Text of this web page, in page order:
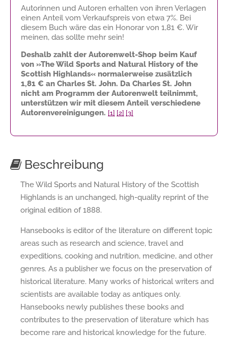
Autorinnen und Autoren erhalten von ihren Verlagen
einen Anteil vom Verkaufspreis von etwa 7%. Bei
diesem Buch wäre das ein Honorar von 1,81 €. Wir
meinen, das sollte mehr sein!
Deshalb zahlt der Autorenwelt-Shop beim Kauf
von »The Wild Sports and Natural History of the
Scottish Highlands« normalerweise zusätzlich
1,81 € an Charles St. John. Da Charles St. John
nicht am Programm der Autorenwelt teilnimmt,
unterstützen wir mit diesem Anteil verschiedene
Autorenvereinigungen. [1] [2] [3]
Beschreibung
The Wild Sports and Natural History of the Scottish
Highlands is an unchanged, high-quality reprint of the
original edition of 1888.
Hansebooks is editor of the literature on different topic
areas such as research and science, travel and
expeditions, cooking and nutrition, medicine, and other
genres. As a publisher we focus on the preservation of
historical literature. Many works of historical writers and
scientists are available today as antiques only.
Hansebooks newly publishes these books and
contributes to the preservation of literature which has
become rare and historical knowledge for the future.